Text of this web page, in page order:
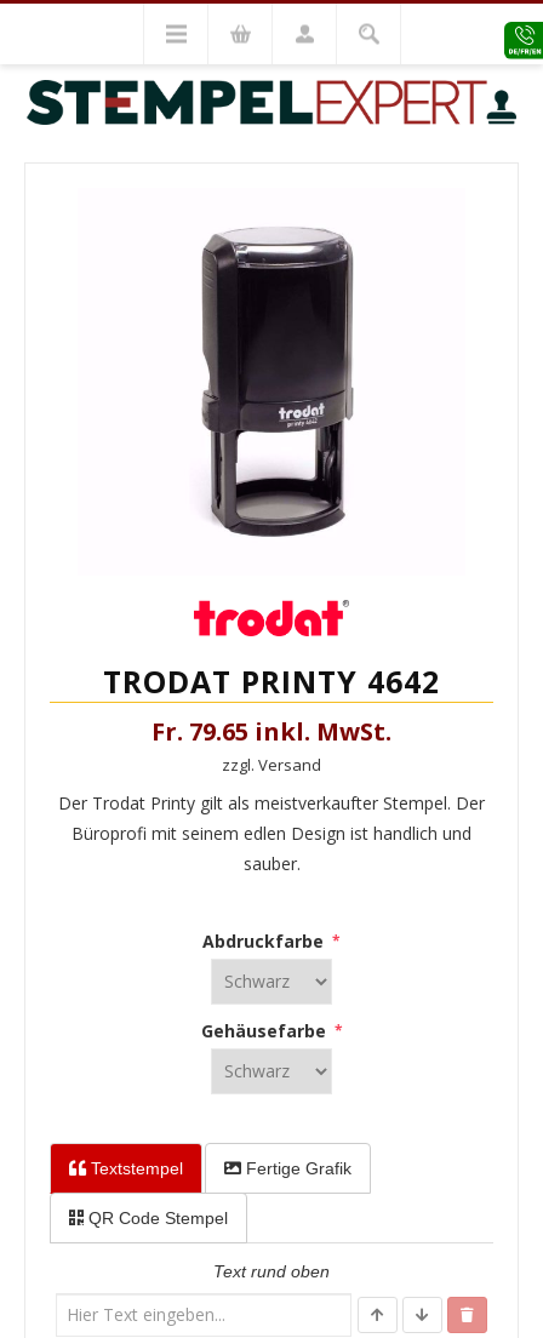
Trodat Stempel Rundstempel Trodat Printy 4642
VORHERIGES MODELL NÄCHSTES MODELL
TRODAT PRINTY 4642
Fr. 79.65 inkl. MwSt.
zzgl. Versand
Der Trodat Printy gilt als meistverkaufter Stempel. Der
Büroprofi mit seinem edlen Design ist handlich und
sauber.
Abdruckfarbe *
Gehäusefarbe *
Textstempel Fertige Grafik
QR Code Stempel
Text rund oben